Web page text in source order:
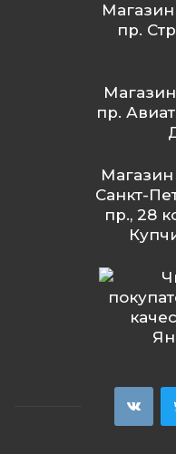
пр.
пр.
Санкт-
пр., 28